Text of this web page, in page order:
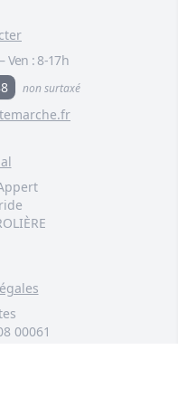
Ven : 8-17h
non surtaxé
00061